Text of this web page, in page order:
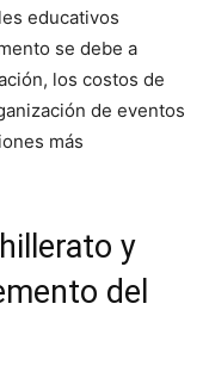
educativos
se debe a
los costos de
de eventos
más
y
del